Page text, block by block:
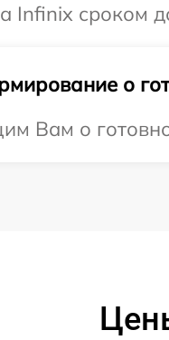
Infinix сроком
о
Вам о